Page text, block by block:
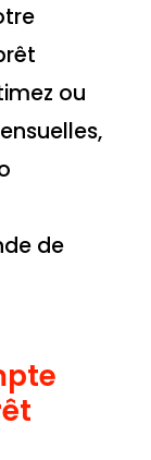
ou
de